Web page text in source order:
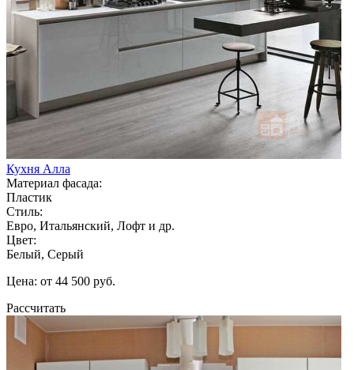
Кухня Алла
Материал фасада:
Пластик
Стиль:
Евро, Итальянский, Лофт и др.
Цвет:
Белый, Серый
Цена: от 44 500 руб.
Рассчитать